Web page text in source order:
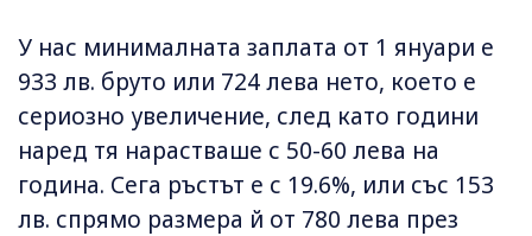
У нас минималната заплата от 1 януари е
933 лв. бруто или 724 лева нето, което е
сериозно увеличение, след като години
наред тя нарастваше с 50-60 лева на
година. Сега ръстът е с 19.6%, или със 153
лв. спрямо размера й от 780 лева през